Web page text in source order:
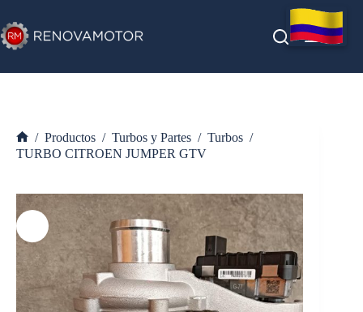
al
contenido
Inicio
/ Productos / Turbos y Partes / Turbos /
TURBO CITROEN JUMPER GTV